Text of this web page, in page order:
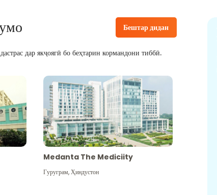
Бештар дидан
дар якҷоягӣ бо беҳтарин кормандони тиббӣ.
Medanta The Mediciity
Гуруграм,Ҳиндустон